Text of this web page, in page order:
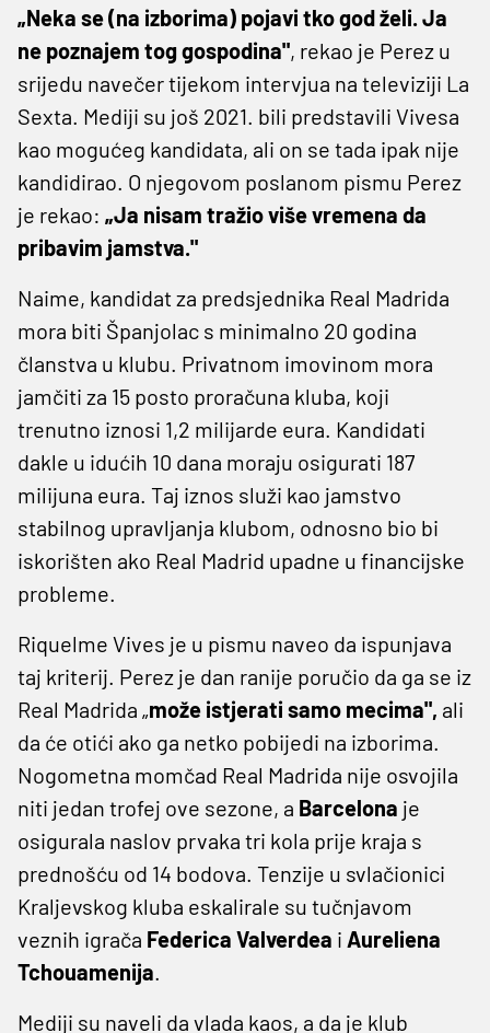
„Neka se (na izborima) pojavi tko god želi. Ja
ne poznajem tog gospodina", rekao je Perez u
srijedu navečer tijekom intervjua na televiziji La
Sexta. Mediji su još 2021. bili predstavili Vivesa
kao mogućeg kandidata, ali on se tada ipak nije
kandidirao. O njegovom poslanom pismu Perez
je rekao: „Ja nisam tražio više vremena da
pribavim jamstva."
Naime, kandidat za predsjednika Real Madrida
mora biti Španjolac s minimalno 20 godina
članstva u klubu. Privatnom imovinom mora
jamčiti za 15 posto proračuna kluba, koji
trenutno iznosi 1,2 milijarde eura. Kandidati
dakle u idućih 10 dana moraju osigurati 187
milijuna eura. Taj iznos služi kao jamstvo
stabilnog upravljanja klubom, odnosno bio bi
iskorišten ako Real Madrid upadne u financijske
probleme.
Riquelme Vives je u pismu naveo da ispunjava
taj kriterij. Perez je dan ranije poručio da ga se iz
Real Madrida „može istjerati samo mecima", ali
da će otići ako ga netko pobijedi na izborima.
Nogometna momčad Real Madrida nije osvojila
niti jedan trofej ove sezone, a Barcelona je
osigurala naslov prvaka tri kola prije kraja s
prednošću od 14 bodova. Tenzije u svlačionici
Kraljevskog kluba eskalirale su tučnjavom
veznih igrača Federica Valverdea i Aureliena
Tchouamenija.
Mediji su naveli da vlada kaos, a da je klub